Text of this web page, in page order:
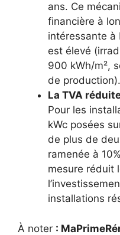
ans. Ce
financière à
intéressante à
est élevé
900 kWh/m²,
de production).​
La TVA
Pour les
kWc posées
de plus de
ramenée à
mesure réduit
installations
À noter :